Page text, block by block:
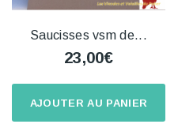
AJOUTER AU PANIER
Saucisses vsm de...
23,00€